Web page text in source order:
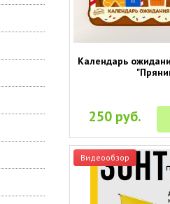
Календарь
250 руб.
Видеообзор